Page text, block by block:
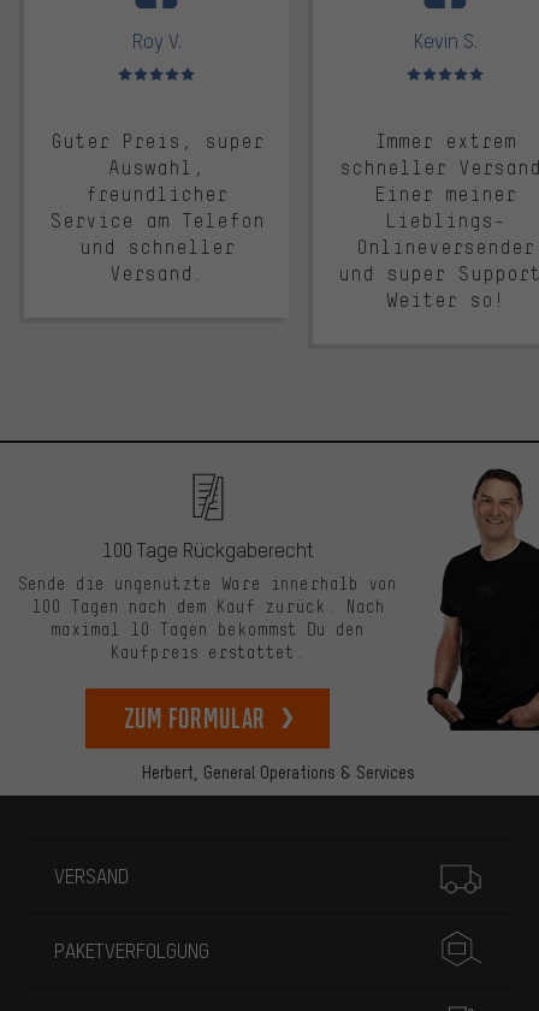
Roy V.
Bewertungen: 5 von 5
Guter Preis, super
Auswahl,
freundlicher
Service am Telefon
und schneller
Versand.
Kevin S.
Bewertungen: 5 von 5
Immer extrem
schneller
Einer meiner
Lieblings-
Onlineversender
und super
Weiter so!
Herbert, General Operations & Services
100 Tage Rückgaberecht
Sende die ungenutzte Ware innerhalb von
100 Tagen nach dem Kauf zurück. Nach
maximal 10 Tagen bekommst Du den
Kaufpreis erstattet.
zum Formular
VERSAND
PAKETVERFOLGUNG